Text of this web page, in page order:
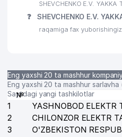
SHEVCHENKO E.V.
❓ SHEVCHENKO E.V.
raqamiga fax
Eng yaxshi 20 ta mashhur
Eng yaxshi 20 ta mashhur
Saytdagi yangi tashkilotlar
№
1 YASHNOBOD ELEKTR
2
CHILONZOR ELEKTR
3
O'ZBEKISTON